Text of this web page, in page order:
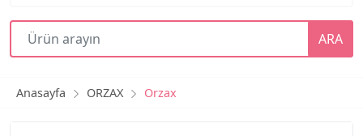
ARA
Anasayfa ORZAX Orzax